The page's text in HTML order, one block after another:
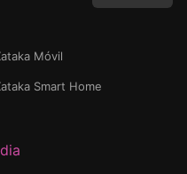
Móvil
Smart Home